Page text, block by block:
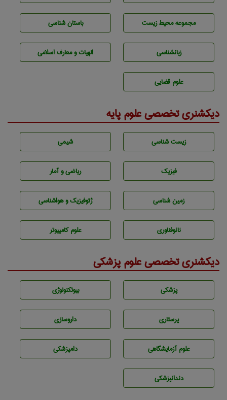
مجموعه محيط زيست باستان شناسی
زبانشناسی الهیات و معارف اسلامی
علوم قضایی
دیکشنری تخصصی علوم پایه
زيست شناسی شيمی
فیزیک ریاضی و آمار
زمين شناسی ژئوفيزيك و هواشناسی
نانوفناوری علوم کامپیوتر
دیکشنری تخصصی علوم پزشکی
پزشكی بيوتكنولوژی
پرستاری داروسازی
علوم آزمايشگاهی دامپزشكی
دندانپزشكی